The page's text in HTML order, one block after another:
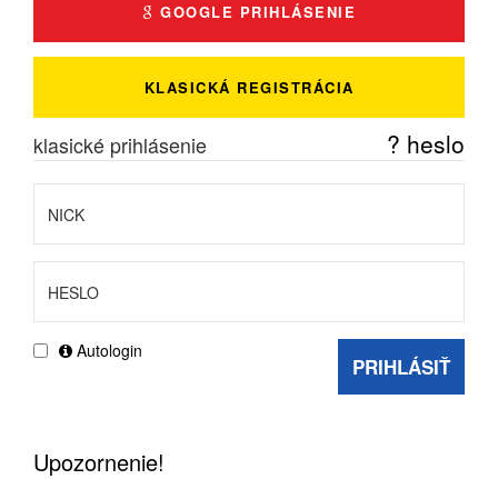
GOOGLE PRIHLÁSENIE
KLASICKÁ REGISTRÁCIA
klasické prihlásenie ? heslo
Autologin
PRIHLÁSIŤ
Upozornenie!